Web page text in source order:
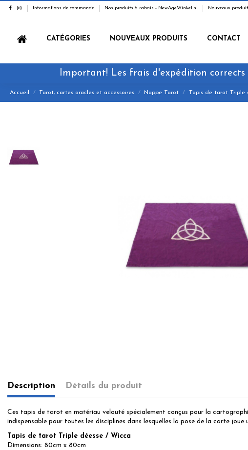
Informations de commande Nos produits à rabais - NewAgeWinkel.nl Nouveaux
CATÉGORIES NOUVEAUX PRODUITS CONTACT
Important! Les frais d'expédition
Accueil Tarot, cartes oracles et accessoires Nappe Tarot Tapis de tarot Triple
Description Détails du produit
Ces tapis de tarot en matériau velouté spécialement conçus pour la
indispensable pour toutes les disciplines dans lesquelles la pose de la carte joue
Tapis de tarot Triple déesse / Wicca
Dimensions: 80cm x 80cm